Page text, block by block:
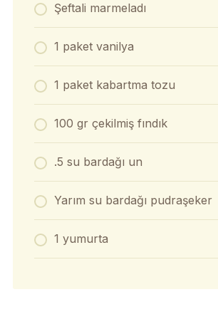
Şeftali marmeladı
1 paket vanilya
1 paket kabartma tozu
100 gr çekilmiş fındık
.5 su bardağı un
Yarım su bardağı pudraşeker
1 yumurta